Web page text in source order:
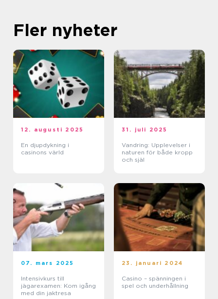
Fler nyheter
12. augusti 2025
En djupdykning i
casinons värld
31. juli 2025
Vandring: Upplevelser i
naturen för både kropp
och själ
07. mars 2025
Intensivkurs till
jägarexamen: Kom igång
med din jaktresa
23. januari 2024
Casino – spänningen i
spel och underhållning